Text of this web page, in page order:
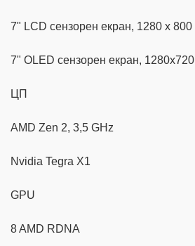
7" LCD сензорен екран, 1280 x 800
7" OLED сензорен екран, 1280x720
ЦП
AMD Zen 2, 3,5 GHz
Nvidia Tegra X1
GPU
8 AMD RDNA